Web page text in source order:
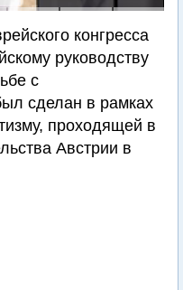
конгресса
руководству
с
сделан в рамках
проходящей в
Австрии в